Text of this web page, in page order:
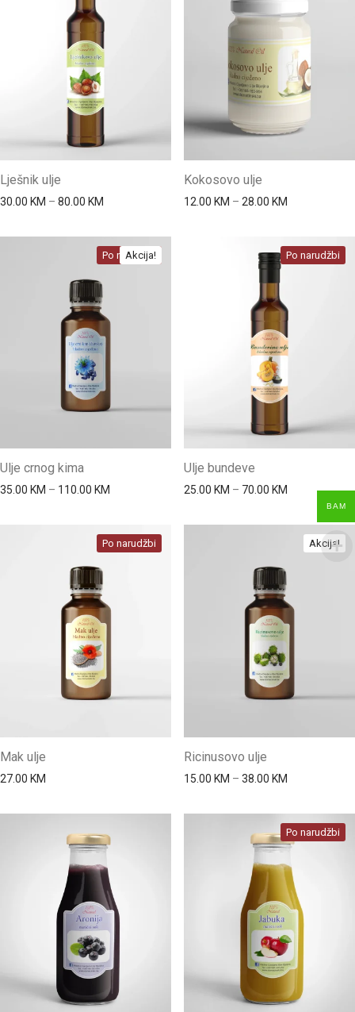
Lješnik ulje
30.00 KM – 80.00 KM Price range: 30.00 KM through 80.00 KM
Kokosovo ulje
12.00 KM – 28.00 KM
Po narudžbi
Akcija!
Ulje crnog kima
35.00 KM – 110.00 KM Price range: 35.00 KM through 110.00 KM
Po narudžbi
Ulje bundeve
25.00 KM – 70.00 KM Price range:
Po narudžbi
Mak ulje
27.00 KM
Akcija!
Ricinusovo ulje
15.00 KM – 38.00 KM
Po narudžbi
BAM